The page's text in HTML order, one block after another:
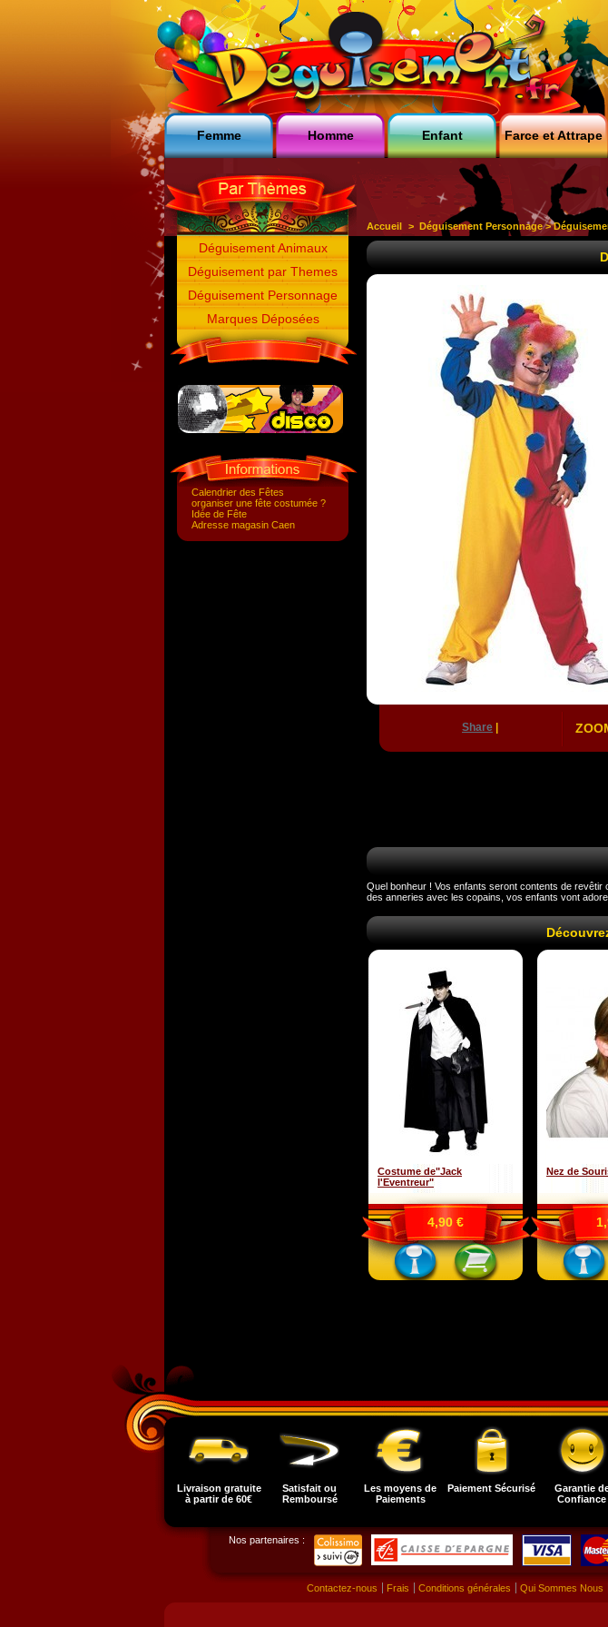
Femme Homme Enfant Farce et Attrape
Déguisement Animaux
Déguisement par Themes
Déguisement Personnage
Marques Déposées
Calendrier des Fêtes
organiser une fête costumée ?
Idée de Fête
Adresse magasin Caen
Accueil > Déguisement Personnage>
Share
Quel bonheur ! Vos enfants seront contents de
des anneries avec les copains, vos enfants vont
Costume de"Jack
l'Eventreur"
4,90 €
Nez de
Livraison gratuite
à partir de 60€
Satisfait ou
Remboursé
Les moyens de
Paiements
Paiement Sécurisé
Garantie
Confiance
Nos partenaires :
Contactez-nous Frais Conditions générales Qui Sommes Nous